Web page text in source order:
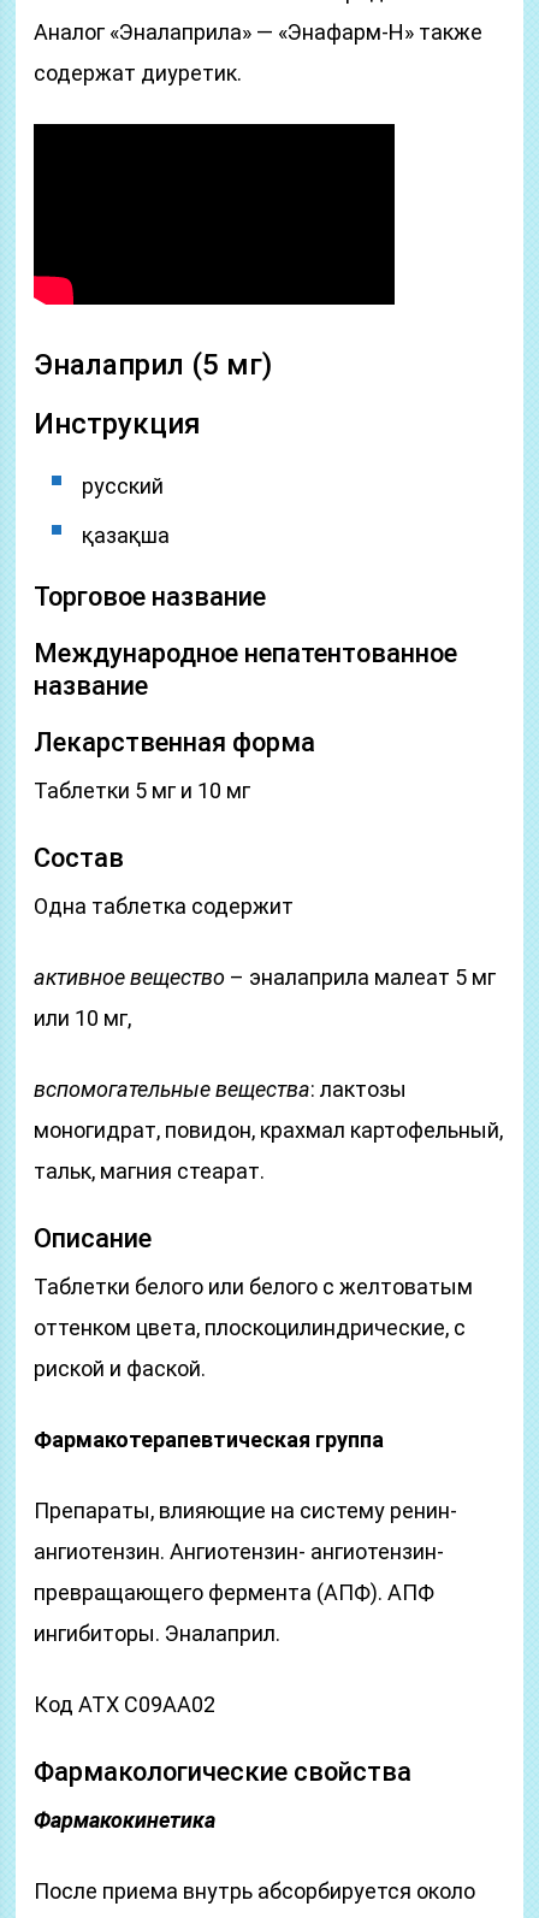
Аналог «Эналаприла» — «Энафарм-Н» также
содержат диуретик.
Эналаприл (5 мг)
Инструкция
русский
қазақша
Торговое название
Международное непатентованное
название
Лекарственная форма
Таблетки 5 мг и 10 мг
Состав
Одна таблетка содержит
активное вещество – эналаприла малеат 5 мг
или 10 мг,
вспомогательные вещества: лактозы
моногидрат, повидон, крахмал картофельный,
тальк, магния стеарат.
Описание
Таблетки белого или белого с желтоватым
оттенком цвета, плоскоцилиндрические, с
риской и фаской.
Фармакотерапевтическая группа
Препараты, влияющие на систему ренин-
ангиотензин. Ангиотензин- ангиотензин-
превращающего фермента (АПФ). АПФ
ингибиторы. Эналаприл.
Код АТХ С09АА02
Фармакологические свойства
Фармакокинетика
После приема внутрь абсорбируется около